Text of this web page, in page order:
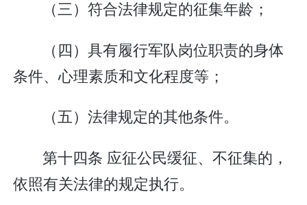
（三）符合法律规定的征集年龄；
（四）具有履行军队岗位职责的身体
条件、心理素质和文化程度等；
（五）法律规定的其他条件。
第十四条 应征公民缓征、不征集的，
依照有关法律的规定执行。